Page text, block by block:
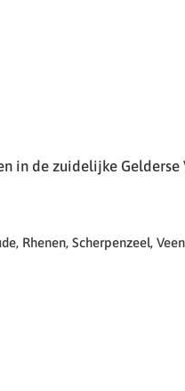
in de zuidelijke Gelderse
Rhenen, Scherpenzeel,